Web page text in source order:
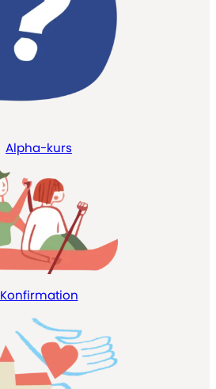
Alpha-kurs
Konfirmation